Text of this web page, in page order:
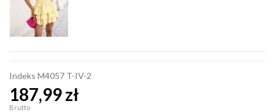
Indeks M4057 T-IV-2
187,99 zł
Brutto